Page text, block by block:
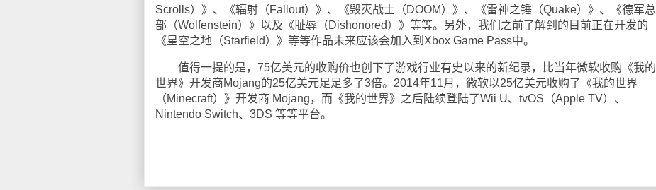
Scrolls）》、《辐射（Fallout）》、《毁灭战士（DOOM）》、《雷神之锤（Quake）》、《德军总
部（Wolfenstein）》以及《耻辱（Dishonored）》等等。另外，我们之前了解到的目前正在开发的
《星空之地（Starfield）》等等作品未来应该会加入到Xbox Game Pass中。
值得一提的是，75亿美元的收购价也创下了游戏行业有史以来的新纪录，比当年微软收购《我的
世界》开发商Mojang的25亿美元足足多了3倍。2014年11月，微软以25亿美元收购了《我的世界
（Minecraft）》开发商 Mojang，而《我的世界》之后陆续登陆了Wii U、tvOS（Apple TV）、
Nintendo Switch、3DS 等等平台。